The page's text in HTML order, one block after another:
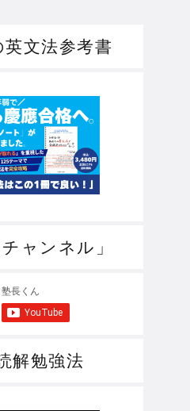
文法参考書
ャンネル」
解勉強法